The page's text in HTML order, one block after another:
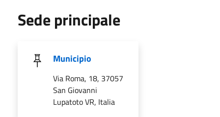
Sede principale
Municipio
Via Roma, 18, 37057
San Giovanni
Lupatoto VR, Italia